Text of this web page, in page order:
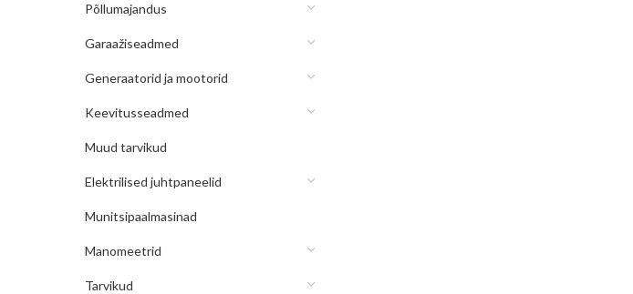
Põllumajandus
Garaažiseadmed
Generaatorid ja mootorid
Keevitusseadmed
Muud tarvikud
Elektrilised juhtpaneelid
Munitsipaalmasinad
Manomeetrid
Tarvikud